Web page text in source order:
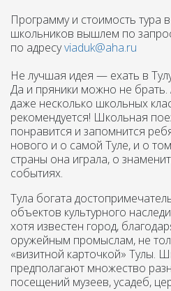
Программу и стоимость тура
школьников вышлем по
по адресуviaduk@aha.ru
Не лучшая идея — ехать в
Да и пряники можно не брать.
даже несколько школьных
рекомендуется! Школьная
понравится и запомнится
нового и о самой Туле, и о
страны она играла, о
событиях.
Тула богата
объектов культурного
хотя известен город,
оружейным промыслам, не
«визитной карточкой» Тулы.
предполагают множество
посещений музеев, усадеб,